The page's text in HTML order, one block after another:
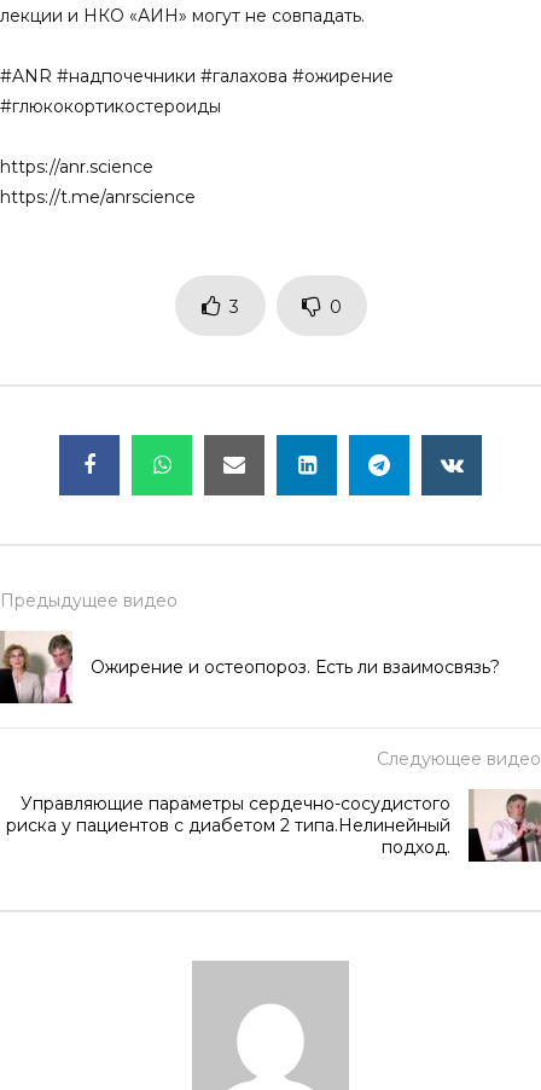
лекции и НКО «АИН» могут не совпадать.
#ANR #надпочечники #галахова #ожирение
#глюкокортикостероиды
https://anr.science
https://t.me/anrscience
3 0
Предыдущее видео
Ожирение и остеопороз. Есть ли взаимосвязь?
Следующее видео
Управляющие параметры сердечно-сосудистого
риска у пациентов с диабетом 2 типа.Нелинейный
подход.